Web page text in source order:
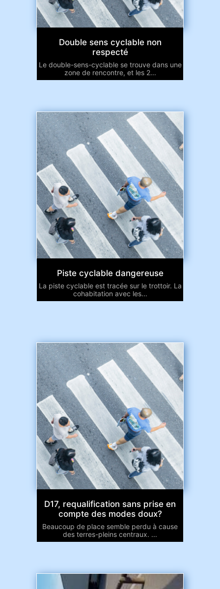
Double sens cyclable non
respecté
Le double-sens-cyclable se trouve dans une
zone de rencontre, et les 2...
Piste cyclable dangereuse
La piste cyclable est tracée sur le trottoir. La
cohabitation avec les...
D17, requalification sans prise en
compte des modes doux?
Beaucoup de place semble perdu à cause
des terres-pleins centraux. ...